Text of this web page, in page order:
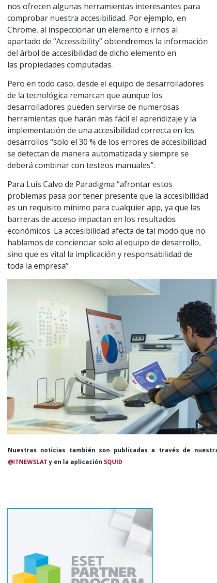
nos ofrecen algunas herramientas interesantes para
comprobar nuestra accesibilidad. Por ejemplo, en
Chrome, al inspeccionar un elemento e irnos al
apartado de “Accessibility” obtendremos la información
del árbol de accesibilidad de dicho elemento en
las propiedades computadas.
Pero en todo caso, desde el equipo de desarrolladores
de la tecnológica remarcan que aunque los
desarrolladores pueden servirse de numerosas
herramientas que harán más fácil el aprendizaje y la
implementación de una accesibilidad correcta en los
desarrollos “solo el 30 % de los errores de accesibilidad
se detectan de manera automatizada y siempre se
deberá combinar con testeos manuales”.
Para Luis Calvo de Paradigma “afrontar estos
problemas pasa por tener presente que la accesibilidad
es un requisito mínimo para cualquier app, ya que las
barreras de acceso impactan en los resultados
económicos. La accesibilidad afecta de tal modo que no
hablamos de concienciar solo al equipo de desarrollo,
sino que es vital la implicación y responsabilidad de
toda la empresa”
Nuestras noticias también son publicadas a través de
@ITNEWSLATy en la aplicación SQUID